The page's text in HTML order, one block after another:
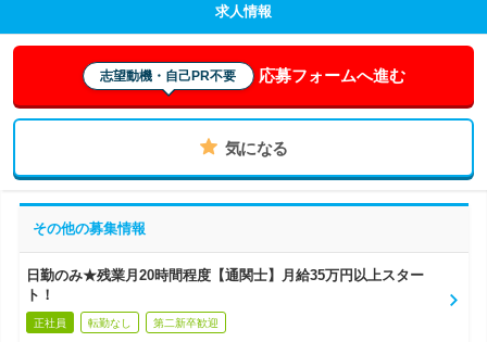
求人情報
志望動機・自己PR不要 応募フォームへ進む
気になる
その他の募集情報
日勤のみ★残業月20時間程度【通関士】月給35万円以上スター
ト！
正社員 転勤なし 第二新卒歓迎